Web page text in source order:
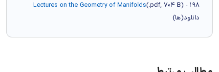
Lectures on the Geometry of Manifolds(.pdf, 704 B) - 198
دانلود(ها)